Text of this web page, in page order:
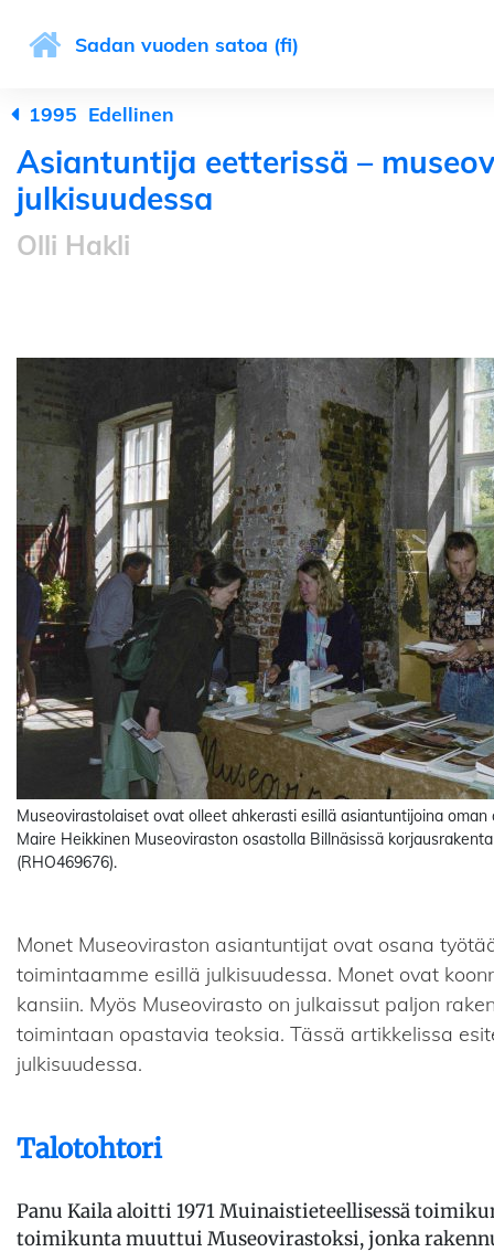
Sadan vuoden satoa (fi)
1995 Edellinen
Asiantuntija eetterissä –
julkisuudessa
Olli Hakli
Museovirastolaiset ovat olleet ahkerasti esillä asiantuntijoina
Maire Heikkinen Museoviraston osastolla Billnäsissä
(RHO469676).
Monet Museoviraston asiantuntijat ovat osana
toimintaamme esillä julkisuudessa. Monet ovat
kansiin. Myös Museovirasto on julkaissut paljon
toimintaan opastavia teoksia. Tässä artikkelissa
julkisuudessa.
Talotohtori
Panu Kaila aloitti 1971 Muinaistieteellisessä
toimikunta muuttui Museovirastoksi, jonka